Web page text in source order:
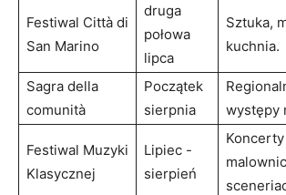
Festiwal Città di
San Marino
druga
⁤połowa
lipca
Sztuka,
kuchnia.
Sagra della
comunità
Początek
sierpnia
występy
Festiwal‍ Muzyki
Klasycznej
Lipiec ⁤-⁣
sierpień